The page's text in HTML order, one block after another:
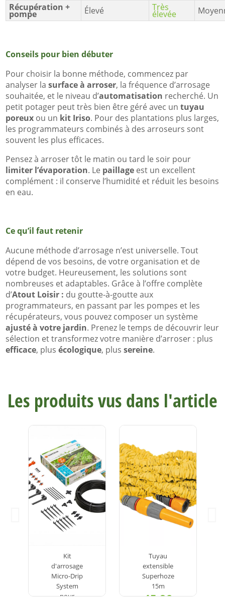
Récupération +
pompe Élevé Très
élevée
Conseils pour bien débuter
Pour choisir la bonne méthode, commencez par
analyser lasurface à arroser, la fréquence d’arrosage
souhaitée, et le niveau d’automatisation recherché. Un
petit potager peut très bien être géré avec untuyau
poreux ou un kit Iriso. Pour des plantations plus larges,
les programmateurs combinés à des arroseurs sont
souvent les plus efficaces.
Pensez à arroser tôt le matin ou tard le soir pour
limiter l’évaporation. Le paillage est un excellent
complément : il conserve l’humidité et réduit les besoins
en eau.
Ce qu’il faut retenir
Aucune méthode d’arrosage n’est universelle. Tout
dépend de vos besoins, de votre organisation et de
votre budget. Heureusement, les solutions sont
nombreuses et adaptables. Grâce à l’offre complète
d’Atout Loisir : du goutte-à-goutte aux
programmateurs, en passant par les pompes et les
récupérateurs, vous pouvez composer un système
ajusté à votre jardin. Prenez le temps de découvrir leur
sélection et transformez votre manière d’arroser : plus
efficace, plusécologique, plussereine.
Les produits vus dans l'article
Arrosoir
ovale
4,90 €
Collier U de
32mm +
boulon 8 X
60mm +